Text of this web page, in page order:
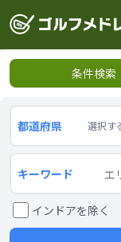
条件検索
都道府県 選択す
キーワード
インドアを除く